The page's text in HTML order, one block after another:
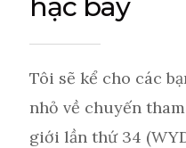
hạc bay
Tôi sẽ kể cho các
nhỏ về chuyến
giới lần thứ 34